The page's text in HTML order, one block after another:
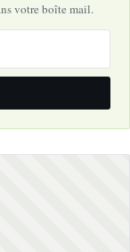
votre boîte mail.